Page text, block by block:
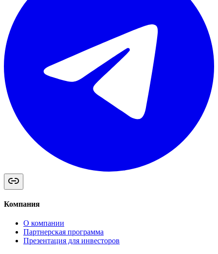
Компания
О компании
Партнерская программа
Презентация для инвесторов